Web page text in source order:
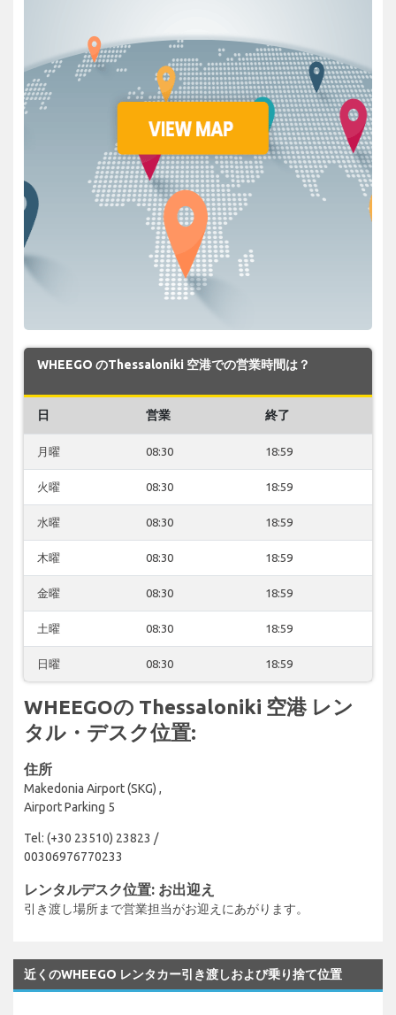
WHEEGO のThessaloniki 空港での営業時間は？
日 営業 終了
月曜 08:30 18:59
火曜 08:30 18:59
水曜 08:30 18:59
木曜 08:30 18:59
金曜 08:30 18:59
土曜 08:30 18:59
日曜 08:30 18:59
WHEEGOの Thessaloniki 空港 レン
タル・デスク位置:
住所
Makedonia Airport (SKG) ,
Airport Parking 5
Tel: (+30 23510) 23823 /
00306976770233
レンタルデスク位置: お出迎え
引き渡し場所まで営業担当がお迎えにあがります。
近くのWHEEGO レンタカー引き渡しおよび乗り捨て位置